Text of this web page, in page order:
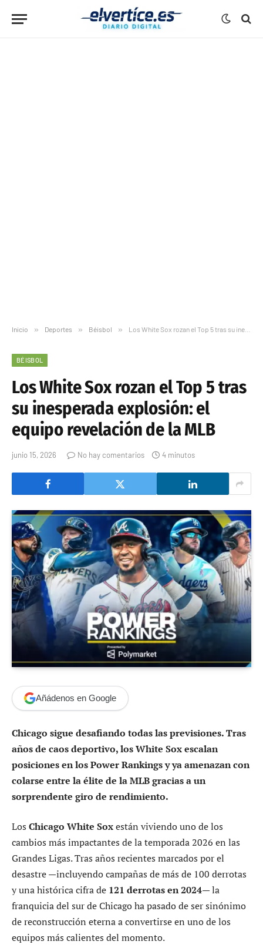
Inicio » Deportes » Béisbol » Los White Sox rozan el Top 5 tras su inesperada explosión: el equipo revelación de la MLB
BÉISBOL
Los White Sox rozan el Top 5 tras
su inesperada explosión: el
equipo revelación de la MLB
junio 15, 2026 No hay comentarios 4 minutos
Añádenos en Google
Chicago sigue desafiando todas las previsiones. Tras
años de caos deportivo, los White Sox escalan
posiciones en los Power Rankings y ya amenazan con
colarse entre la élite de la MLB gracias a un
sorprendente giro de rendimiento.
Los Chicago White Soxestán viviendo uno de los
cambios más impactantes de la temporada 2026 en las
Grandes Ligas. Tras años recientes marcados por el
desastre —incluyendo campañas de más de 100 derrotas
y una histórica cifra de 121 derrotas en 2024— la
franquicia del sur de Chicago ha pasado de ser sinónimo
de reconstrucción eterna a convertirse en uno de los
equipos más calientes del momento.